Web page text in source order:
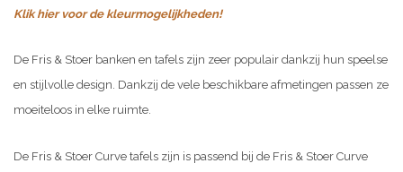
Klik hier voor de kleurmogelijkheden!
De Fris & Stoer banken en tafels zijn zeer populair dankzij hun speelse
en stijlvolle design. Dankzij de vele beschikbare afmetingen passen ze
moeiteloos in elke ruimte.
De Fris & Stoer Curve tafels zijn is passend bij de Fris & Stoer Curve